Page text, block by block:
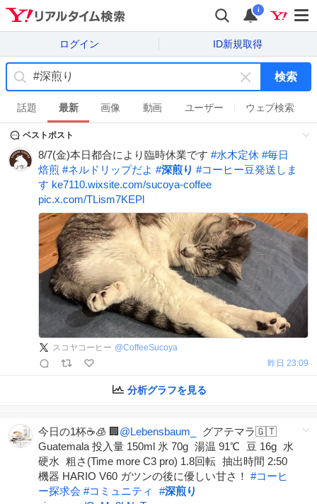
i
ログイン ID新規取得
キ
ー
ワ
ド
を
検索
話題 最新 画像 動画 ユーザー ウェブ検索
ベストポスト
8/7(金)本日都合により臨時休業です #水木定休 #毎日
焙煎 #ネルドリップだよ #深煎り #コーヒー豆発送しま
す ke7110.wixsite.com/sucoya-coffee
pic.x.com/TLism7KEPl
スコヤコーヒー @CoffeeSucoya
昨日 23:09
分析グラフを見る
今日の1杯☕️🧊 🏢 @Lebensbaum_
グアテマラ🇬🇹
Guatemala 投入量 150ml 氷 70g 湯温 91℃ 豆 16g 水
硬水 粗さ(Time more C3 pro) 1.8回転 抽出時間 2:50
機器 HARIO V60 ガツンの後に優しい甘さ！ #コーヒ
ー探求会 #コミュニティ #深煎り